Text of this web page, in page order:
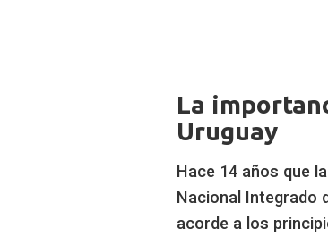
La
Uruguay
Hace 14 años que
Nacional Integrado
acorde a los